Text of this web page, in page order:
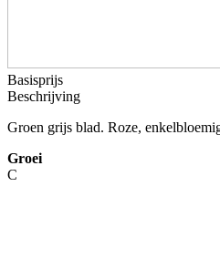
Basisprijs
Beschrijving
Groen grijs blad. Roze,
Groei
C